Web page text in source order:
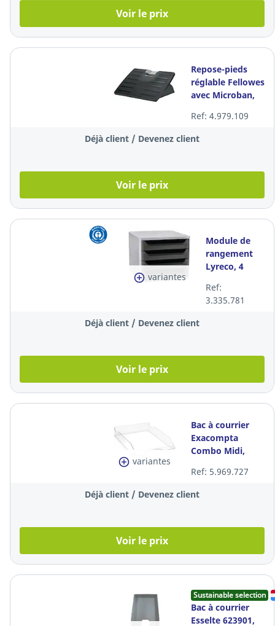
Voir le prix
Repose-pieds
réglable Fellowes
avec Microban,
Ref: 4.979.109
Déjà client / Devenez client
Voir le prix
variantes
Module de
rangement
Lyreco, 4
et noir
Ref:
3.335.781
Déjà client / Devenez client
Voir le prix
variantes
Bac à courrier
Exacompta
Combo Midi,
gloss
Ref: 5.969.727
Déjà client / Devenez client
Voir le prix
Sustainable selection
Bac à courrier
Esselte 623901,